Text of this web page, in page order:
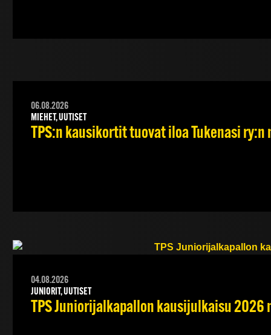
06.08.2026
MIEHET, UUTISET
TPS:n kausikortit tuovat iloa Tukenasi
04.08.2026
JUNIORIT, UUTISET
TPS Juniorijalkapallon kausijulkaisu 2026